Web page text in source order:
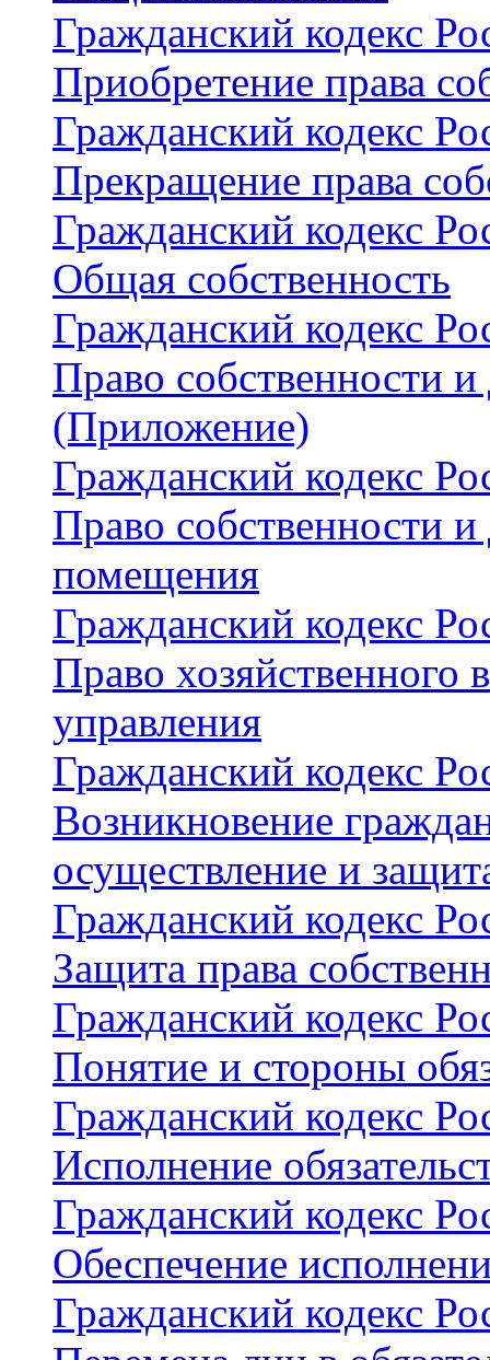
Гражданский кодекс
Приобретение права
Гражданский кодекс
Прекращение права
Гражданский кодекс
Общая собственность
Гражданский кодекс
Право собственности
(Приложение)
Гражданский кодекс
Право собственности
помещения
Гражданский кодекс
Право хозяйственного
управления
Гражданский кодекс
Возникновение
осуществление и
Гражданский кодекс
Защита права
Гражданский кодекс
Понятие и стороны
Гражданский кодекс
Исполнение
Гражданский кодекс
Обеспечение
Гражданский кодекс